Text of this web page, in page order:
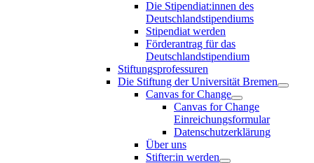
Die Stipendiat:innen des
Deutschlandstipendiums
Stipendiat werden
Förderantrag für das
Deutschlandstipendium
Stiftungsprofessuren
Die Stiftung der Universität Bremen
Canvas for Change
Canvas for Change
Einreichungsformular
Datenschutzerklärung
Über uns
Stifter:in werden